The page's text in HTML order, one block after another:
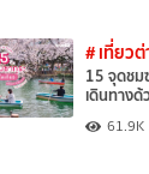
# เที่ยว
15 จุดชม
เดินทาง
61.9K